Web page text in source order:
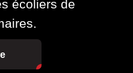
écoliers de